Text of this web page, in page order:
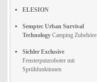
ELESION
Semptec Urban Survival
Technology Camping Zubehöre
Sichler Exclusive
Fensterputzroboter mit
Sprühfunktionen